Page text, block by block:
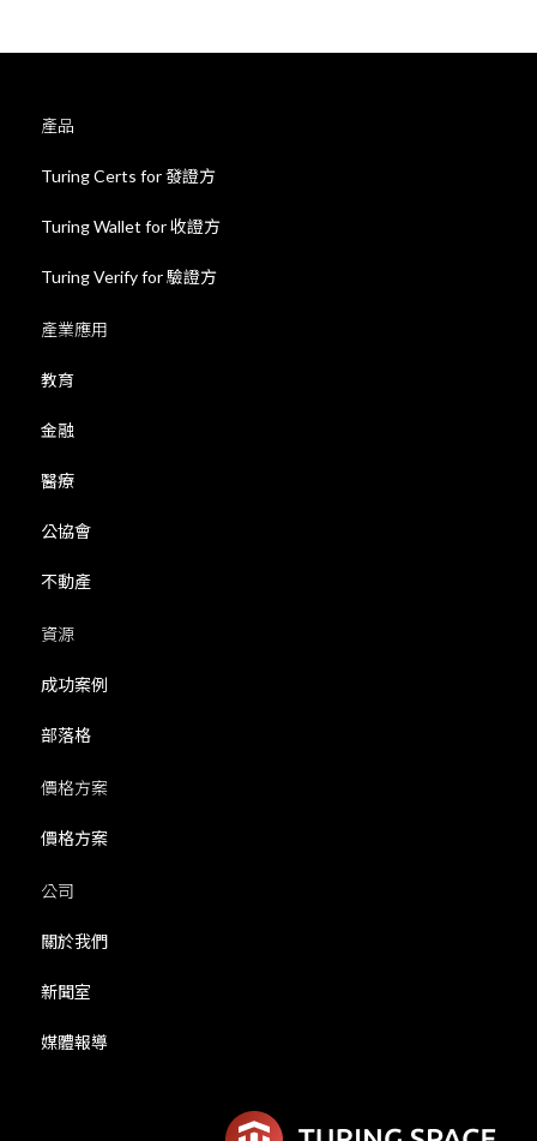
產品
Turing Certs for 發證方
Turing Wallet for 收證方
Turing Verify for 驗證方
產業應用
教育
金融
醫療
公協會
不動產
資源
成功案例
部落格
價格方案
價格方案
公司
關於我們
新聞室
媒體報導